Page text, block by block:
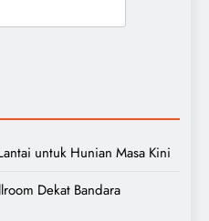
untuk Hunian Masa Kini
Dekat Bandara